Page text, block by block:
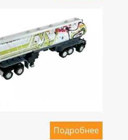
Подробнее